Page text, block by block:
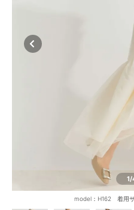
1/
model：H162 着用